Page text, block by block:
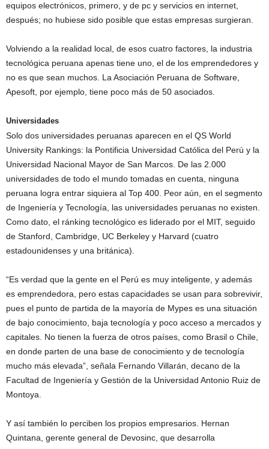
equipos electrónicos, primero, y de pc y servicios en internet,
después; no hubiese sido posible que estas empresas surgieran.
Volviendo a la realidad local, de esos cuatro factores, la industria
tecnológica peruana apenas tiene uno, el de los emprendedores y
no es que sean muchos. La Asociación Peruana de Software,
Apesoft, por ejemplo, tiene poco más de 50 asociados.
Universidades
Solo dos universidades peruanas aparecen en el QS World
University Rankings: la Pontificia Universidad Católica del Perú y la
Universidad Nacional Mayor de San Marcos. De las 2.000
universidades de todo el mundo tomadas en cuenta, ninguna
peruana logra entrar siquiera al Top 400. Peor aún, en el segmento
de Ingeniería y Tecnología, las universidades peruanas no existen.
Como dato, el ránking tecnológico es liderado por el MIT, seguido
de Stanford, Cambridge, UC Berkeley y Harvard (cuatro
estadounidenses y una británica).
“Es verdad que la gente en el Perú es muy inteligente, y además
es emprendedora, pero estas capacidades se usan para sobrevivir,
pues el punto de partida de la mayoría de Mypes es una situación
de bajo conocimiento, baja tecnología y poco acceso a mercados y
capitales. No tienen la fuerza de otros países, como Brasil o Chile,
en donde parten de una base de conocimiento y de tecnología
mucho más elevada”, señala Fernando Villarán, decano de la
Facultad de Ingeniería y Gestión de la Universidad Antonio Ruiz de
Montoya.
Y así también lo perciben los propios empresarios. Hernan
Quintana, gerente general de Devosinc, que desarrolla